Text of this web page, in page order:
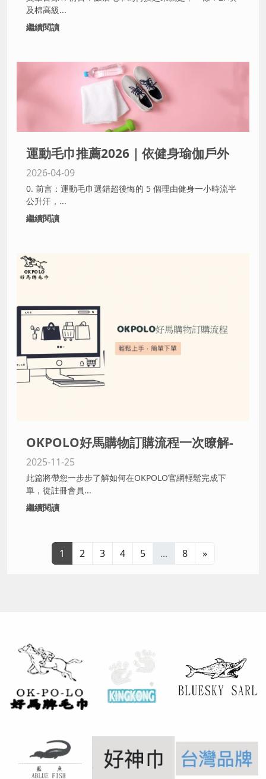
供應商不藏私分享
及棉高級...
繼續閱讀
運動毛巾推薦2026｜依健身瑜伽戶外
活動需求挑選台灣製吸汗速乾毛巾
2026-04-09
0. 前言：運動毛巾選錯超後悔的 5 個理由健身一小時流半
公升汗，...
繼續閱讀
OKPOLO好馬購物訂購流程一次瞭解-
毛巾工廠,毛巾批發,純棉毛巾
2025-11-25
此篇將帶您一步步了解如何在OKPOLO官網輕鬆完成下
單，從註冊會員...
繼續閱讀
1 2 3 4 5 ... 8 »